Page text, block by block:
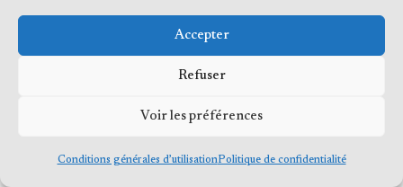
Accepter
Refuser
Voir les préférences
Conditions générales d’utilisationPolitique de confidentialité